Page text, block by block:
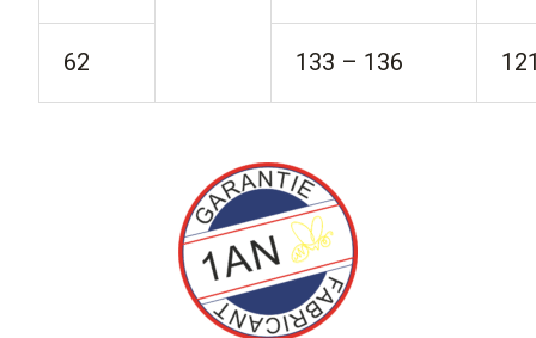
62 133 – 136